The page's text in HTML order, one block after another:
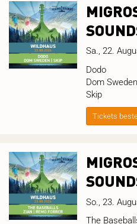
Sa., 22.
Dodo
Dom Sweden
Skip
Tickets
So., 23.
The